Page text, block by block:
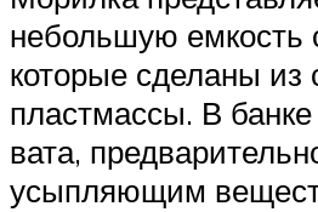
небольшую емкость
которые сделаны из
пластмассы. В
вата,
усыпляющим